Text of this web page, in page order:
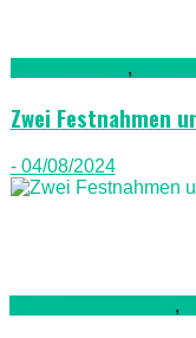
,
Zwei Festnahmen
- 04/08/2024
,